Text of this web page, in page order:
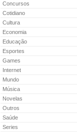
Concursos
Cotidiano
Cultura
Economia
Educação
Esportes
Games
Internet
Mundo
Música
Novelas
Outros
Saúde
Series